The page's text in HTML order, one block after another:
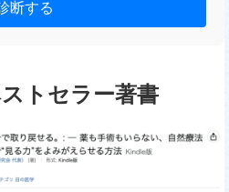
断する
トセラー著書